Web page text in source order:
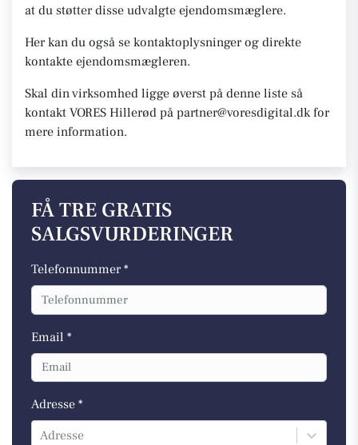
at du støtter disse udvalgte ejendomsmæglere.
Her kan du også se kontaktoplysninger og direkte
kontakte ejendomsmægleren.
Skal din virksomhed ligge øverst på denne liste så
kontakt VORES Hillerød på partner@voresdigital.dk for
mere information.
FÅ TRE GRATIS
SALGSVURDERINGER
Telefonnummer *
Email *
Adresse *
Adresse